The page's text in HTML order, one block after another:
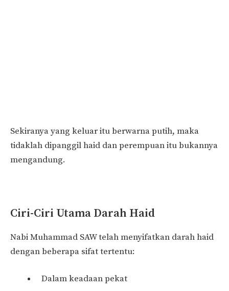
Sekiranya yang keluar itu berwarna putih, maka
tidaklah dipanggil haid dan perempuan itu bukannya
mengandung.
Ciri-Ciri Utama Darah Haid
Nabi Muhammad SAW telah menyifatkan darah haid
dengan beberapa sifat tertentu:
Dalam keadaan pekat